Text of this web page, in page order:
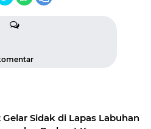
Sidak di Lapas Labuhan